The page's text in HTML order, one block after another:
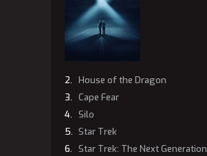
House of the Dragon
Cape Fear
Silo
Star Trek
Star Trek: The Next Generation